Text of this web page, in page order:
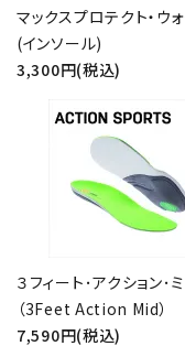
マックスプロテクト・ウ
(インソール)
3,300円(税込)
３フィート･アクション･
（3Feet Action Mid）
7,590円(税込)